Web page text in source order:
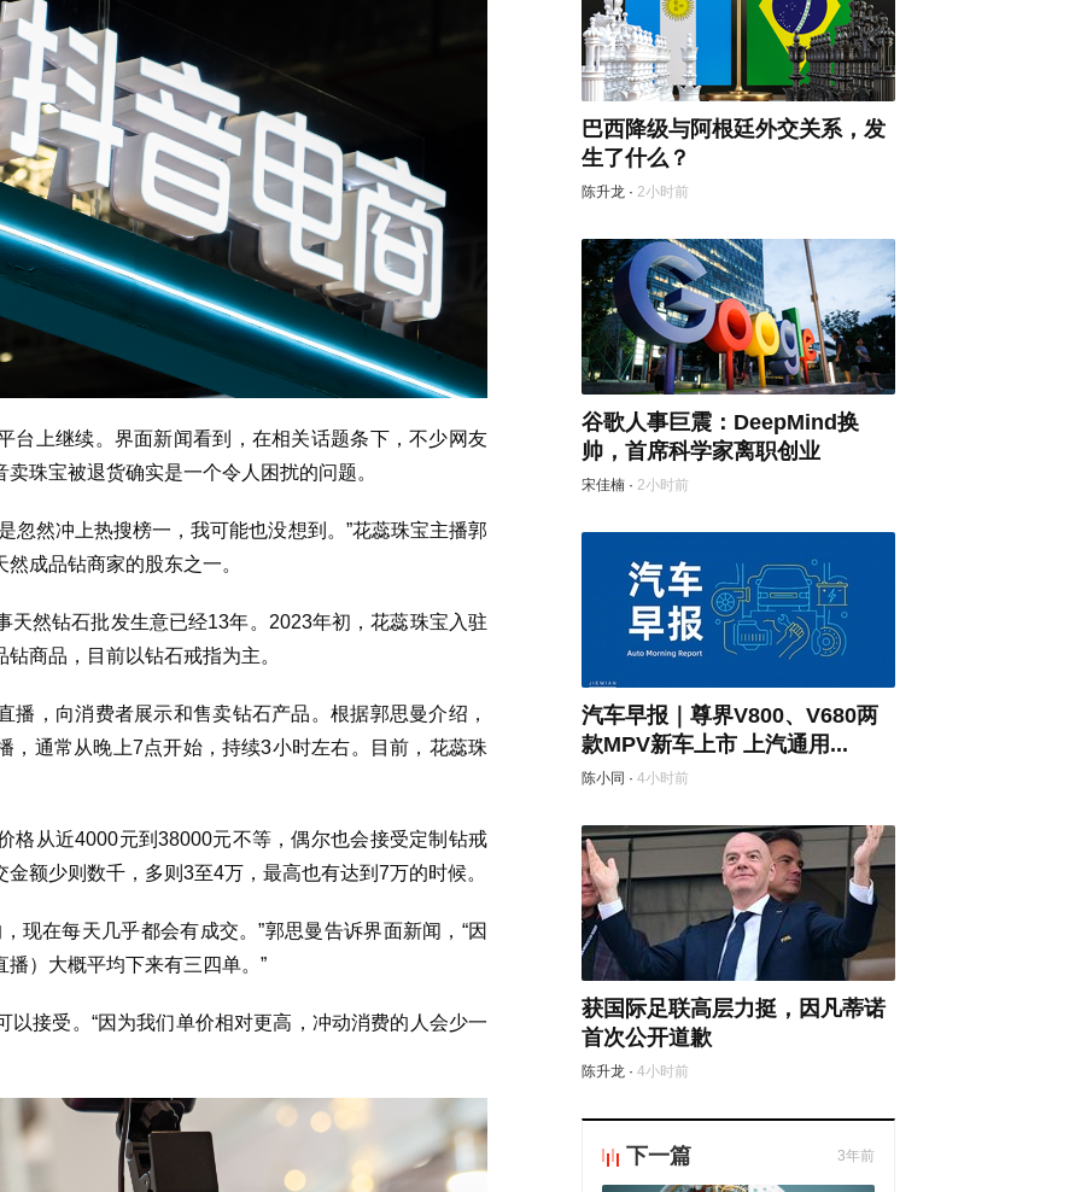
台上继续。界面新闻看到，在相关话题条下，不少网友
珠宝被退货确实是一个令人困扰的问题。
忽然冲上热搜榜一，我可能也没想到。 ”花蕊珠宝主播郭
成品钻商家的股东之一。
天然钻石批发生意已经13年。 2023年初，花蕊珠宝入驻
商品，目前以钻石戒指为主。
播，向消费者展示和售卖钻石产品。根据郭思曼介绍，
，通常从晚上7点开始，持续3小时左右。目前，花蕊珠
格从近4000元到38000元不等，偶尔也会接受定制钻戒
额少则数千，多则 3至4万，最高也有达到 7万的时候。
现在每天几乎都会有成交。”郭思曼告诉界面新闻， “因
）大概平均下来有三四单。 ”
以接受。 “因为我们单价相对更高，冲动消费的人会少一
巴西降级与阿根廷外交关系，发
生了什么？
陈升龙 · 2小时前
谷歌人事巨震：DeepMind换
帅，首席科学家离职创业
宋佳楠 · 2小时前
汽车早报｜尊界V800、V680两
款MPV新车上市 上汽通用...
陈小同 · 4小时前
获国际足联高层力挺，因凡蒂诺
首次公开道歉
陈升龙 · 4小时前
下一篇 3年前